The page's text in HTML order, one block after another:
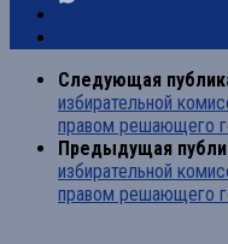
Следующая
избирательной
правом решающего
Предыдущая
избирательной
правом решающего